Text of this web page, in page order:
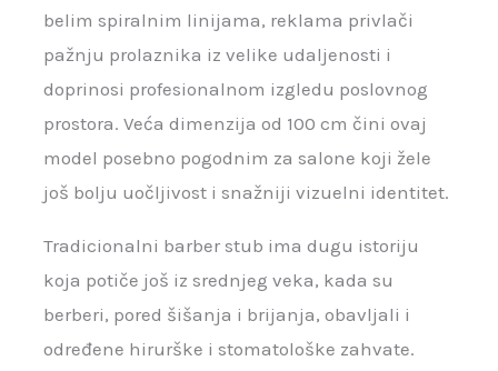
belim spiralnim linijama, reklama privlači
pažnju prolaznika iz velike udaljenosti i
doprinosi profesionalnom izgledu poslovnog
prostora. Veća dimenzija od 100 cm čini ovaj
model posebno pogodnim za salone koji žele
još bolju uočljivost i snažniji vizuelni identitet.
Tradicionalni barber stub ima dugu istoriju
koja potiče još iz srednjeg veka, kada su
berberi, pored šišanja i brijanja, obavljali i
određene hirurške i stomatološke zahvate.